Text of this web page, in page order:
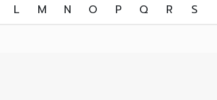
L M N O P Q R S